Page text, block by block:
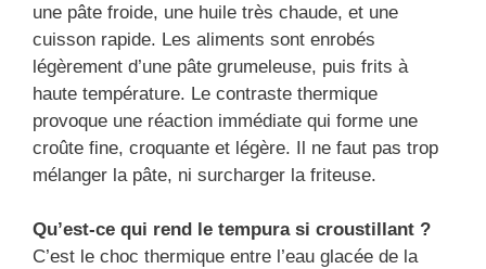
une pâte froide, une huile très chaude, et une
cuisson rapide. Les aliments sont enrobés
légèrement d’une pâte grumeleuse, puis frits à
haute température. Le contraste thermique
provoque une réaction immédiate qui forme une
croûte fine, croquante et légère. Il ne faut pas trop
mélanger la pâte, ni surcharger la friteuse.
Qu’est-ce qui rend le tempura si croustillant ?
C’est le choc thermique entre l’eau glacée de la